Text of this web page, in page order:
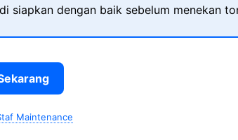
siapkan dengan baik sebelum menekan
Maintenance